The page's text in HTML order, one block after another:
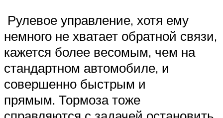
Рулевое управление, хотя ему
немного не хватает обратной связи,
кажется более весомым, чем на
стандартном автомобиле, и
совершенно быстрым и
прямым. Тормоза тоже